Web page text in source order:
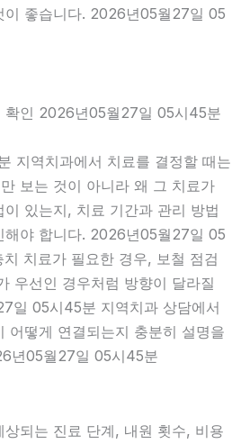
이 좋습니다. 2026년05월27일 05
확인 2026년05월27일 05시45분
지역치과에서 치료를 결정할 때는
보는 것이 아니라 왜 그 치료가
있는지, 치료 기간과 관리 방법
해야 합니다. 2026년05월27일 05
치료가 필요한 경우, 보철 점검
우선인 경우처럼 방향이 달라질
일 05시45분 지역치과 상담에서
어떻게 연결되는지 충분히 설명을
년05월27일 05시45분
되는 진료 단계, 내원 횟수, 비용